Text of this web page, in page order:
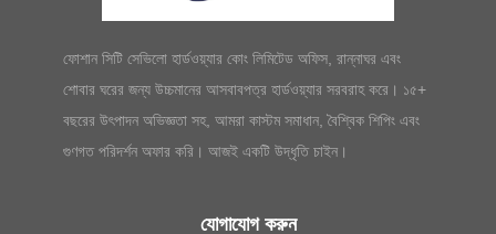
ফোশান সিটি সেভিলো হার্ডওয়্যার কোং লিমিটেড অফিস, রান্নাঘর এবং
শোবার ঘরের জন্য উচ্চমানের আসবাবপত্র হার্ডওয়্যার সরবরাহ করে। ১৫+
বছরের উৎপাদন অভিজ্ঞতা সহ, আমরা কাস্টম সমাধান, বৈশ্বিক শিপিং এবং
গুণগত পরিদর্শন অফার করি। আজই একটি উদ্ধৃতি চাইন।
যোগাযোগ করুন